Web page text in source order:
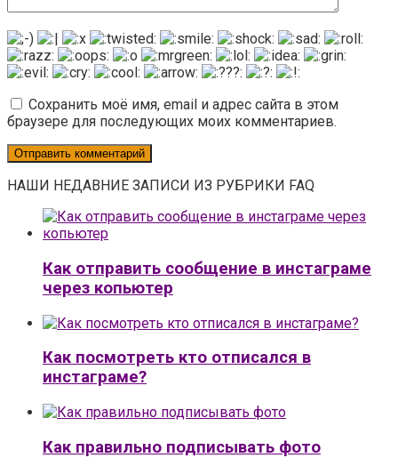
Сохранить моё имя, email и адрес сайта в этом
браузере для последующих моих комментариев.
НАШИ НЕДАВНИЕ ЗАПИСИ ИЗ РУБРИКИ FAQ
Как отправить сообщение в инстаграме
через копьютер
Как посмотреть кто отписался в
инстаграме?
Как правильно подписывать фото